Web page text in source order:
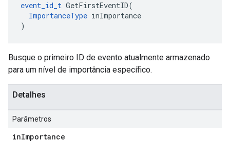
event_id_t GetFirstEventID(
ImportanceType inImportance
)
Busque o primeiro ID de evento atualmente armazenado
para um nível de importância específico.
Detalhes
Parâmetros
inImportance